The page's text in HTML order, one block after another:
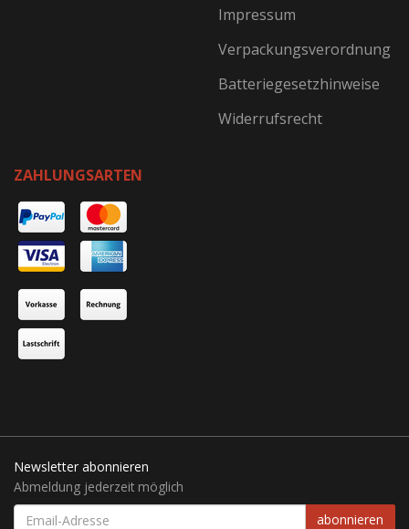
Impressum
Verpackungsverordnung
Batteriegesetzhinweise
Widerrufsrecht
ZAHLUNGSARTEN
Newsletter abonnieren
Abmeldung jederzeit möglich
EMAIL-
abonnieren